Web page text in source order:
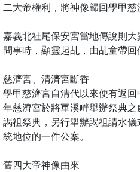
二大帝權利，將神像歸回學甲
嘉義北社尾保安宮當地傳說則
問事時，顯靈起乩，由乩童帶回
慈濟宮、清濟宮斷香
學甲慈濟宮自清代以來便有返
年慈濟宮於將軍溪畔舉辦祭典
謁祖祭典，另行舉辦謁祖請水
統地位的一件公案。
舊四大帝神像由來